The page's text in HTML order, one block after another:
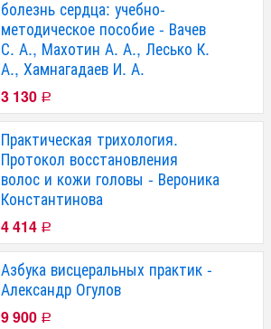
болезнь сердца: учебно-
методическое пособие - Вачев
С. А., Махотин А. А., Лесько К.
А., Хамнагадаев И. А.
3 130 Р
Практическая трихология.
Протокол восстановления
волос и кожи головы - Вероника
Константинова
4 414 Р
Азбука висцеральных практик -
Александр Огулов
9 900 Р